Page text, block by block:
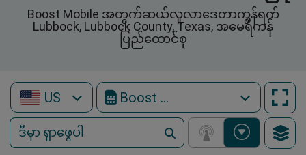
Boost Mobile အတွက်ဆယ်လူလာဒေတာကွန်ရက်
Lubbock, Lubbock County, Texas, အမေရိကန်
ပြည်ထောင်စု
US Boost Mobile